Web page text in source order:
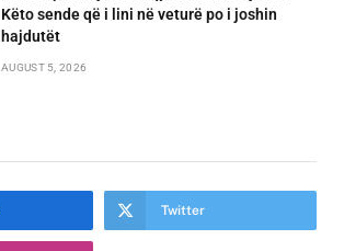
Këto sende që i lini në veturë po i joshin
hajdutët
AUGUST 5, 2026
Twitter